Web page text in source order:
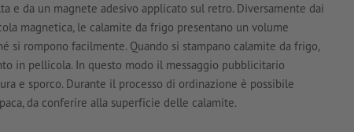
e da un magnete adesivo applicato sul retro. Diversamente dai
magnetica, le calamite da frigo presentano un volume
si rompono facilmente. Quando si stampano calamite da frigo,
in pellicola. In questo modo il messaggio pubblicitario
e sporco. Durante il processo di ordinazione è possibile
da conferire alla superficie delle calamite.